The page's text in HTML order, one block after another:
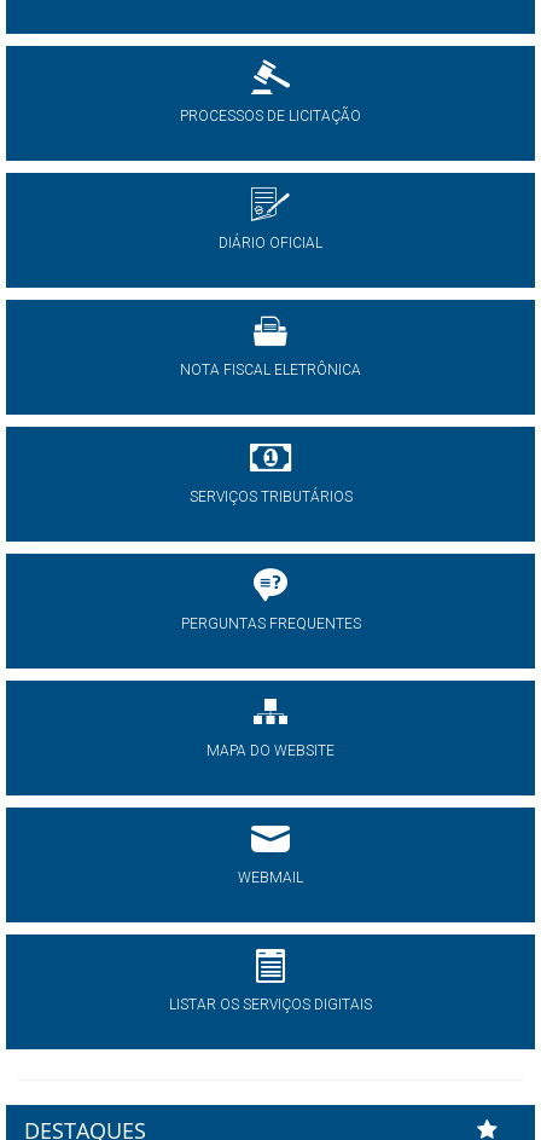
PROCESSOS DE LICITAÇÃO
DIÁRIO OFICIAL
NOTA FISCAL ELETRÔNICA
SERVIÇOS TRIBUTÁRIOS
PERGUNTAS FREQUENTES
MAPA DO WEBSITE
WEBMAIL
LISTAR OS SERVIÇOS DIGITAIS
DESTAQUES